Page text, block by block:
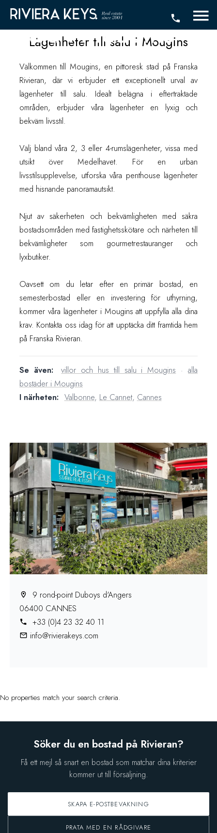
salu i Mougins
Lägenheter till salu i Mougins
Välkommen till Mougins, en pittoresk stad på Franska
Rivieran, där vi erbjuder ett exceptionellt urval av
lägenheter till salu. Idealt belägna i eftertraktade
områden, erbjuder våra lägenheter en lyxig och
bekväm livsstil.
Välj bland våra 2, 3 eller 4-rumslägenheter, vissa med
utsikt över Medelhavet. För en urban
livsstilsupplevelse, utforska våra penthouse lägenheter
med hisnande panoramautsikt.
Njut av säkerheten och bekvämligheten med säkra
bostadsområden med fastighetsskötare och närheten till
bekvämligheter som gourmetrestauranger och
lyxbutiker.
Oavsett om du letar efter en primär bostad, en
semesterbostad eller en investering för uthyrning,
kommer våra lägenheter i Mougins att uppfylla alla dina
krav. Kontakta oss idag för att upptäcka ditt framtida hem
på Franska Rivieran.
Se även: villor och hus till salu i Mougins ·alla
bostäder i Mougins
I närheten: Valbonne, Le Cannet, Cannes
9 rond-point Duboys d'Angers
06400 CANNES
+33 (0)4 23 32 40 11
info@rivierakeys.com
No properties match your search criteria.
Söker du en bostad på Rivieran?
Få ett mejl så snart en bostad som matchar dina kriterier
kommer ut till försäljning.
SKAPA E-POSTBEVAKNING
PRATA MED EN RÅDGIVARE